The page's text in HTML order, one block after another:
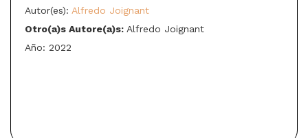
Autor(es): Alfredo Joignant
Otro(a)s Autore(a)s: Alfredo Joignant
Año: 2022